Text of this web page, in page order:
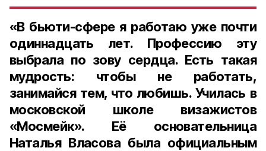
«В бьюти-сфере я работаю уже почти
одиннадцать лет. Профессию эту
выбрала по зову сердца. Есть такая
мудрость: чтобы не работать,
занимайся тем, что любишь. Училась в
московской школе визажистов
«Мосмейк». Её основательница
Наталья Власова была официальным